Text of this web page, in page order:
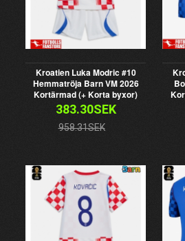
Kroatien Luka Modric #10
Hemmatröja Barn VM 2026
Kortärmad (+ Korta byxor)
383.30SEK
958.31SEK